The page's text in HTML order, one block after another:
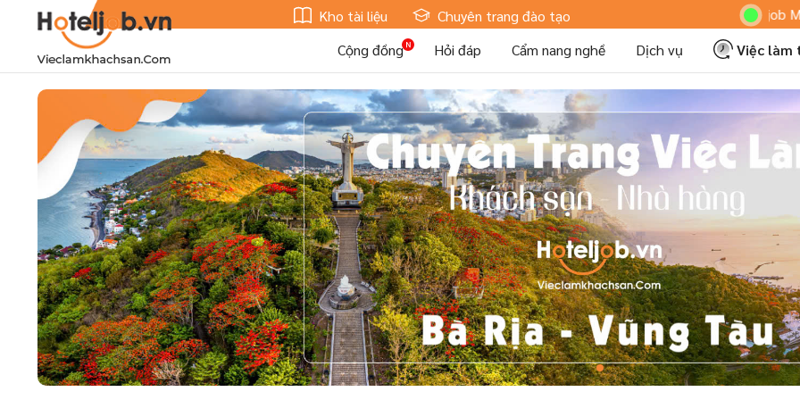
Kho tài liệu Chuyên trang đào tạo Hoteljob MV:
Cộng đồng
Hỏi đáp Cẩm nang nghề Dịch vụ
Việc làm